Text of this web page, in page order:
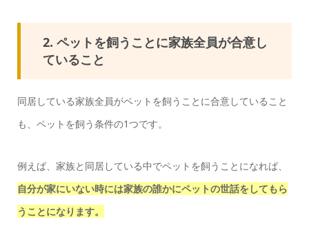
2. ペットを飼うことに家族全員が合意し
ていること
同居している家族全員がペットを飼うことに合意していること
も、ペットを飼う条件の1つです。
例えば、家族と同居している中でペットを飼うことになれば、
自分が家にいない時には家族の誰かにペットの世話をしてもら
うことになります。